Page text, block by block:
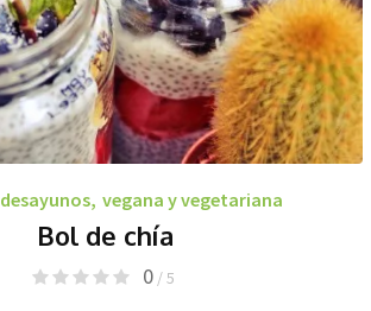
desayunos, vegana y vegetariana
Bol de chía
0/ 5